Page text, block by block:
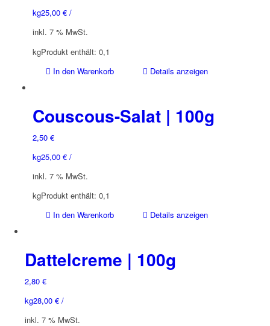
Produktseite
25,00 €/
kg
inkl. 7 % MwSt.
Produkt enthält: 0,1
kg
In den Warenkorb
Details anzeigen
Couscous-Salat | 100g
2,50 €
25,00 €/
kg
inkl. 7 % MwSt.
Produkt enthält: 0,1
kg
In den Warenkorb
Details anzeigen
Dattelcreme | 100g
2,80 €
28,00 €/
kg
inkl. 7 % MwSt.